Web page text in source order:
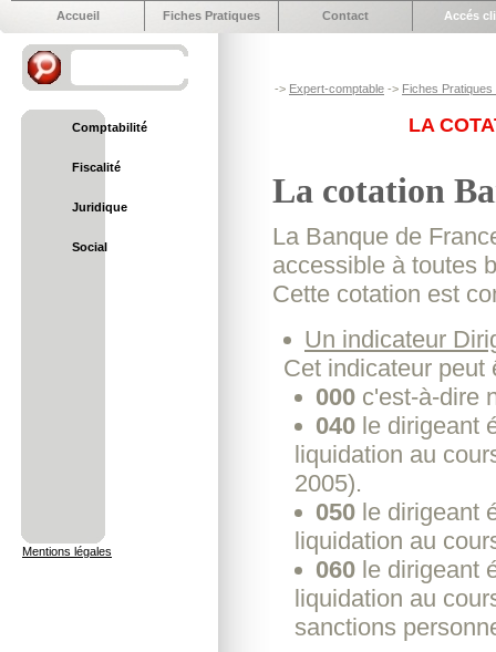
Accueil Fiches Pratiques Contact Accés
Comptabilité
Fiscalité
Juridique
Social
Mentions légales
-> Expert-comptable -> Fiches Pratiques
LA
La cotation
La Banque de
accessible à toutes
Cette cotation est
Un indicateur
Cet indicateur peut
000 c'est-à-dire
040 le dirigeant
liquidation au
2005).
050 le dirigeant
liquidation au
060 le dirigeant
liquidation au
sanctions